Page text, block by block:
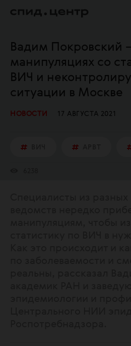
Вадим Покровский
манипуляциях со
ВИЧ и
ситуации в Москве
НОВОСТИ 17 АВГУСТА 2021